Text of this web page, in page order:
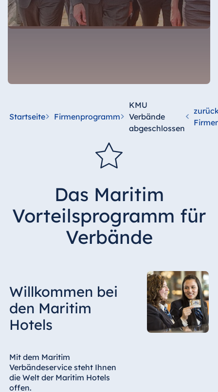
Startseite Firmenprogramm
KMU
Verbände
abgeschlossen
Das Maritim
Vorteilsprogramm für
Verbände
Willkommen bei
den Maritim
Hotels
Mit dem Maritim
Verbändeservice steht Ihnen
die Welt der Maritim Hotels
offen.